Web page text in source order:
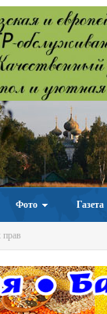
Фото Газета
прав